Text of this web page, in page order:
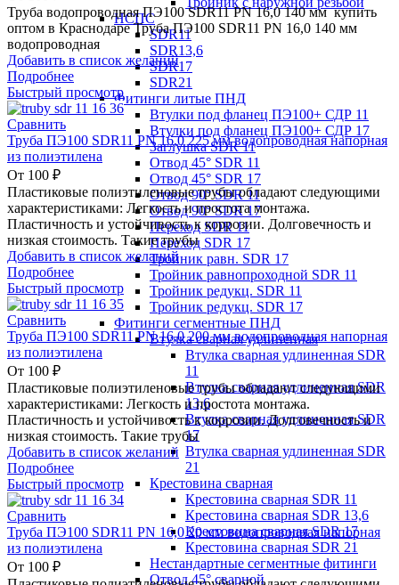
НСПС
SDR11
SDR13,6
SDR17
SDR21
Фитинги литые ПНД
Втулки под фланец ПЭ100+ СДР 11
Втулки под фланец ПЭ100+ СДР 17
Заглушка SDR 11
Отвод 45° SDR 11
Отвод 45° SDR 17
Отвод 90° SDR 11
Отвод 90° SDR 17
Переход SDR 11
Переход SDR 17
Тройник равн. SDR 17
Тройник равнопроходной SDR 11
Тройник редукц. SDR 11
Тройник редукц. SDR 17
Фитинги сегментные ПНД
Втулка сварная удлиненная
Втулка сварная удлиненная SDR
11
Втулка сварная удлиненная SDR
13,6
Втулка сварная удлиненная SDR
17
Втулка сварная удлиненная SDR
21
Крестовина сварная
Крестовина сварная SDR 11
Крестовина сварная SDR 13,6
Крестовина сварная SDR 17
Крестовина сварная SDR 21
Нестандартные сегментные фитинги
Отвод 45° сварной
Труба водопроводная ПЭ100 SDR11 PN 16,0 140 мм купить
оптом в Краснодаре Труба ПЭ100 SDR11 PN 16,0 140 мм
водопроводная
Добавить в список желаний
Подробнее
Быстрый просмотр
Сравнить
Труба ПЭ100 SDR11 PN 16,0 225 мм водопроводная напорная
из полиэтилена
От 100 ₽
Пластиковые полиэтиленовые трубы обладают следующими
характеристиками: Легкость и простота монтажа.
Пластичность и устойчивость к коррозии. Долговечность и
низкая стоимость. Такие трубы
Добавить в список желаний
Подробнее
Быстрый просмотр
Сравнить
Труба ПЭ100 SDR11 PN 16,0 200 мм водопроводная напорная
из полиэтилена
От 100 ₽
Пластиковые полиэтиленовые трубы обладают следующими
характеристиками: Легкость и простота монтажа.
Пластичность и устойчивость к коррозии. Долговечность и
низкая стоимость. Такие трубы
Добавить в список желаний
Подробнее
Быстрый просмотр
Сравнить
Труба ПЭ100 SDR11 PN 16,0 20 мм водопроводная напорная
из полиэтилена
От 100 ₽